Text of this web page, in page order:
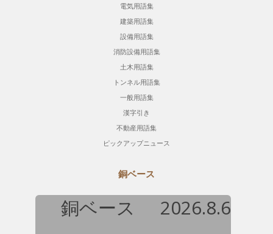
電気用語集
建築用語集
設備用語集
消防設備用語集
土木用語集
トンネル用語集
一般用語集
漢字引き
不動産用語集
ピックアップニュース
銅ベース
銅ベース 2026.8.6